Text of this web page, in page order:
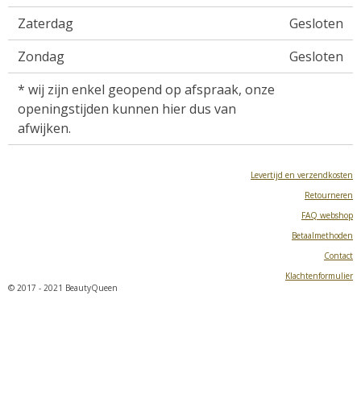
Zaterdag
Gesloten
Zondag
Gesloten
* wij zijn enkel geopend op afspraak, onze
openingstijden kunnen hier dus van
afwijken.
Levertijd en verzendkosten
Retourneren
FAQ webshop
Betaalmethoden
Contact
Klachtenformulier
© 2017 - 2021 BeautyQueen